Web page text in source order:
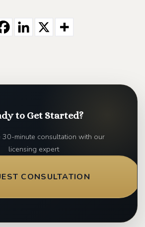
to Get Started?
30-minute consultation with our
licensing expert
CONSULTATION